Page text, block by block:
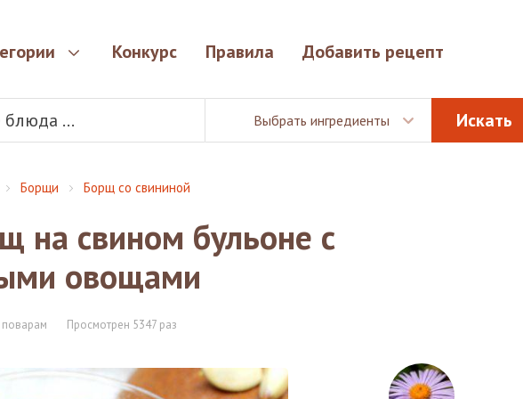
Конкурс Правила Добавить рецепт
Выбрать ингредиенты
Борщи Борщ со свининой
на свином бульоне с
овощами
Просмотрен 5347 раз